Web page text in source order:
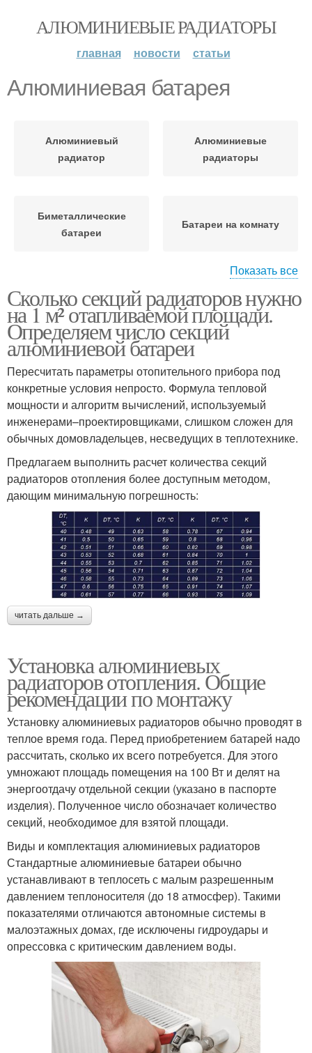
АЛЮМИНИЕВЫЕ РАДИАТОРЫ
главная новости статьи
Алюминиевая батарея
Алюминиевый
радиатор
Алюминиевые
радиаторы
Биметаллические
батареи
Батареи на комнату
Воды в металлической
батарее
Чугунная батарея
Показать все
Сколько секций радиаторов нужно
на 1 м² отапливаемой площади.
Определяем число секций
алюминиевой батареи
Пересчитать параметры отопительного прибора под
конкретные условия непросто. Формула тепловой
мощности и алгоритм вычислений, используемый
инженерами–проектировщиками, слишком сложен для
обычных домовладельцев, несведущих в теплотехнике.
Предлагаем выполнить расчет количества секций
радиаторов отопления более доступным методом,
дающим минимальную погрешность:
читать дальше →
Установка алюминиевых
радиаторов отопления. Общие
рекомендации по монтажу
Установку алюминиевых радиаторов обычно проводят в
теплое время года. Перед приобретением батарей надо
рассчитать, сколько их всего потребуется. Для этого
умножают площадь помещения на 100 Вт и делят на
энергоотдачу отдельной секции (указано в паспорте
изделия). Полученное число обозначает количество
секций, необходимое для взятой площади.
Виды и комплектация алюминиевых радиаторов
Стандартные алюминиевые батареи обычно
устанавливают в теплосеть с малым разрешенным
давлением теплоносителя (до 18 атмосфер). Такими
показателями отличаются автономные системы в
малоэтажных домах, где исключены гидроудары и
опрессовка с критическим давлением воды.